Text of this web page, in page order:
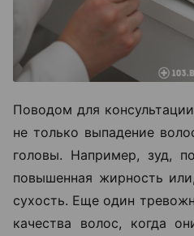
Поводом для
не только выпадение
головы. Например, зуд,
повышенная жирность
сухость. Еще один
качества волос, когда